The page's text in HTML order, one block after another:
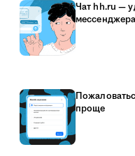
Чат hh.ru —
проще